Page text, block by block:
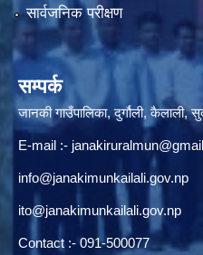
सार्वजनिक परीक्षण
सम्पर्क
जानकी गाउँपालिका, दुर्गौली, कैलाली,
E-mail :-
info@janakimunkailali.gov.np
ito@janakimunkailali.gov.np
Contact :- 091-500077